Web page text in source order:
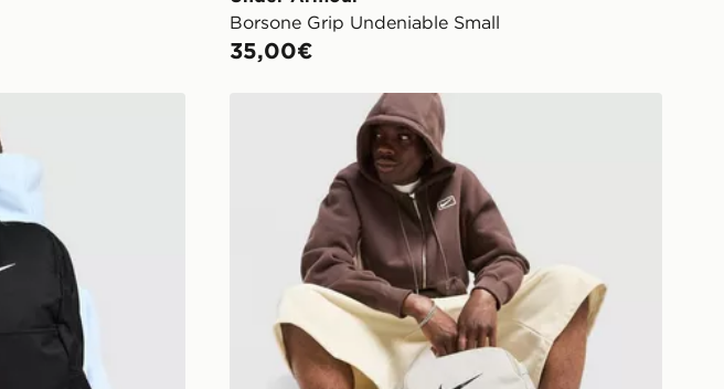
Borsone Grip Undeniable Small
35,00€
Nike Zaino Brasilia